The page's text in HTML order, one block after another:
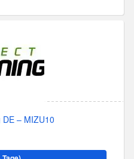
– MIZU10